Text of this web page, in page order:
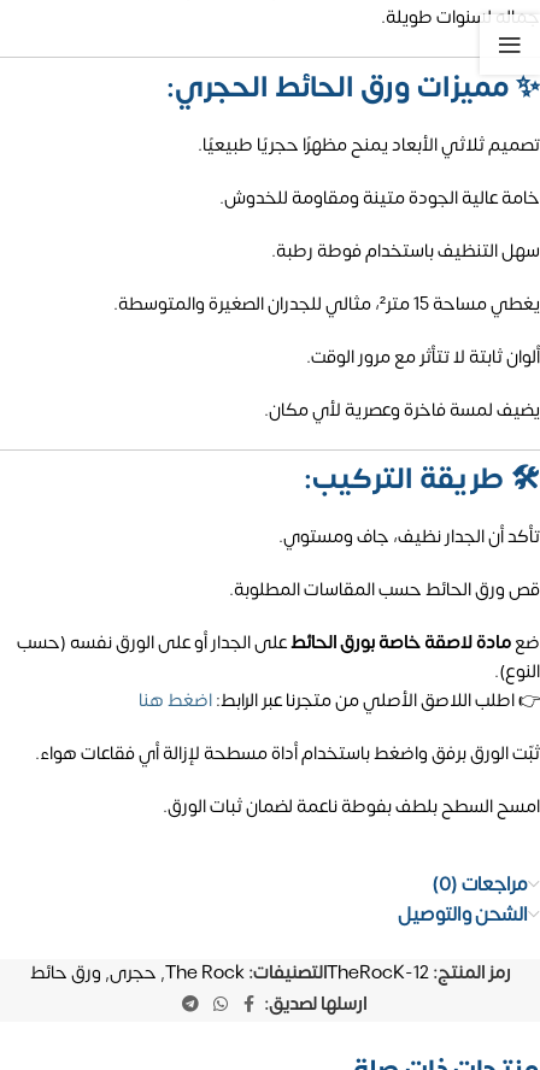
جماله لسنوات طويلة.
✨مميزات ورق الحائط الحجري:
تصميم ثلاثي الأبعاد يمنح مظهرًا حجريًا طبيعيًا.
خامة عالية الجودة متينة ومقاومة للخدوش.
سهل التنظيف باستخدام فوطة رطبة.
يغطي مساحة 15 متر²، مثالي للجدران الصغيرة والمتوسطة.
ألوان ثابتة لا تتأثر مع مرور الوقت.
يضيف لمسة فاخرة وعصرية لأي مكان.
🛠️ طريقة التركيب:
تأكد أن الجدار نظيف، جاف ومستوي.
قص ورق الحائط حسب المقاسات المطلوبة.
ضعمادة لاصقة خاصة بورق الحائطعلى الجدار أو على الورق نفسه (حسب
النوع).
👉 اطلب اللاصق الأصلي من متجرنا عبر الرابط:اضغط هنا
ثبّت الورق برفق واضغط باستخدام أداة مسطحة لإزالة أي فقاعات هواء.
امسح السطح بلطف بفوطة ناعمة لضمان ثبات الورق.
مراجعات (0)
الشحن والتوصيل
رمز المنتج:TheRocK-12التصنيفات:The Rock
, حجرى, ورق حائط
ارسلها لصديق: